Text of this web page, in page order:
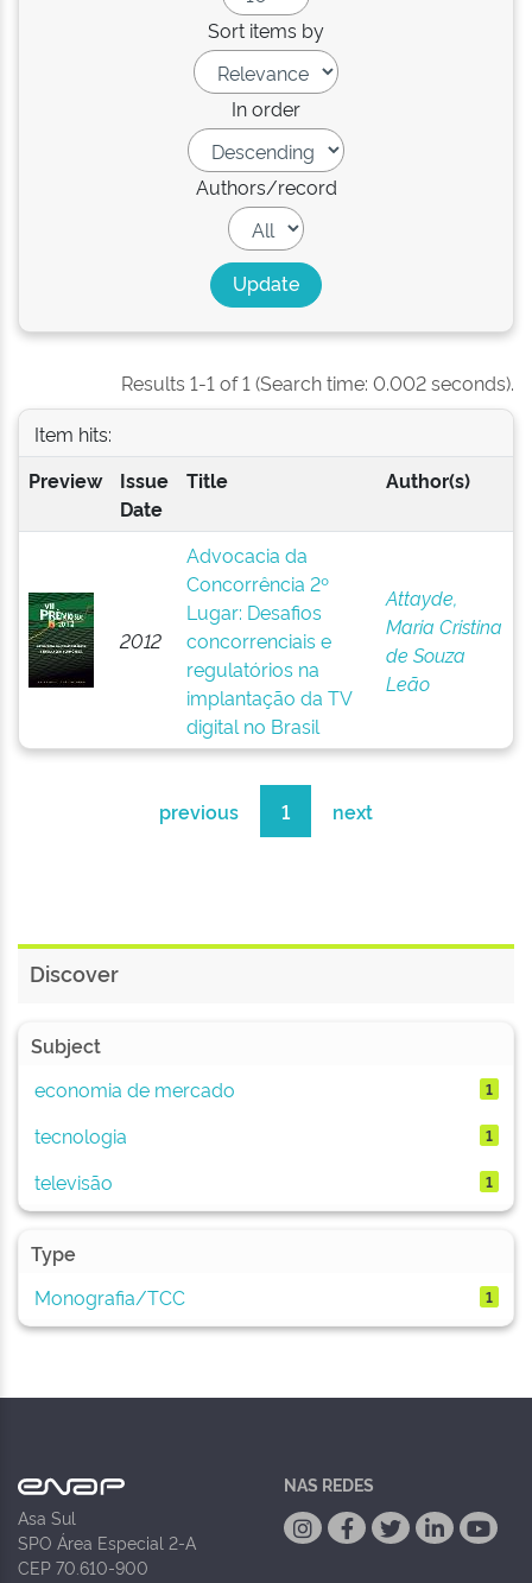
Sort items by
In order
Authors/record
Results 1-1 of 1 (Search time: 0.002 seconds).
Item hits:
Preview
Issue
Date
Title Author(s)
2012
Advocacia da
Concorrência 2º
Lugar: Desafios
concorrenciais e
regulatórios na
implantação da TV
digital no Brasil
Attayde,
Maria Cristina
de Souza
Leão
previous 1 next
Discover
Subject
economia de mercado
1
tecnologia 1
televisão 1
Type
Monografia/TCC
1
Asa Sul
SPO Área Especial 2-A
CEP 70.610-900
NAS REDES